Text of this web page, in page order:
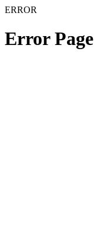
ERROR
Error Page